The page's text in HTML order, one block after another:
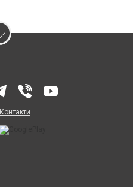
Контакти